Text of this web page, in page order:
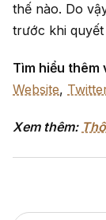
thế nào. Do
trước khi
Tìm hiểu thêm
Website,
Xem thêm: